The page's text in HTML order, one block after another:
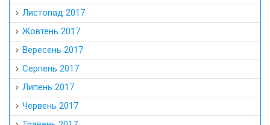
Листопад 2017
Жовтень 2017
Вересень 2017
Серпень 2017
Липень 2017
Червень 2017